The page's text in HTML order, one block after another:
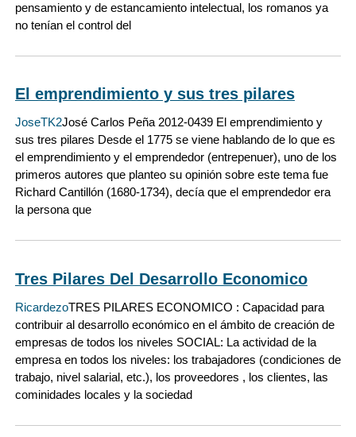
pensamiento y de estancamiento intelectual, los romanos ya
no tenían el control del
El emprendimiento y sus tres pilares
JoseTK2José Carlos Peña 2012-0439 El emprendimiento y
sus tres pilares Desde el 1775 se viene hablando de lo que es
el emprendimiento y el emprendedor (entrepenuer), uno de los
primeros autores que planteo su opinión sobre este tema fue
Richard Cantillón (1680-1734), decía que el emprendedor era
la persona que
Tres Pilares Del Desarrollo Economico
RicardezoTRES PILARES ECONOMICO : Capacidad para
contribuir al desarrollo económico en el ámbito de creación de
empresas de todos los niveles SOCIAL: La actividad de la
empresa en todos los niveles: los trabajadores (condiciones de
trabajo, nivel salarial, etc.), los proveedores , los clientes, las
cominidades locales y la sociedad